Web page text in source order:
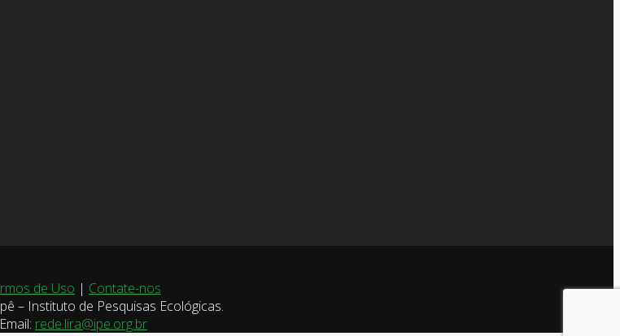
de Uso | Contate-nos
– Instituto de Pesquisas Ecológicas.
Email: rede.lira@ipe.org.br